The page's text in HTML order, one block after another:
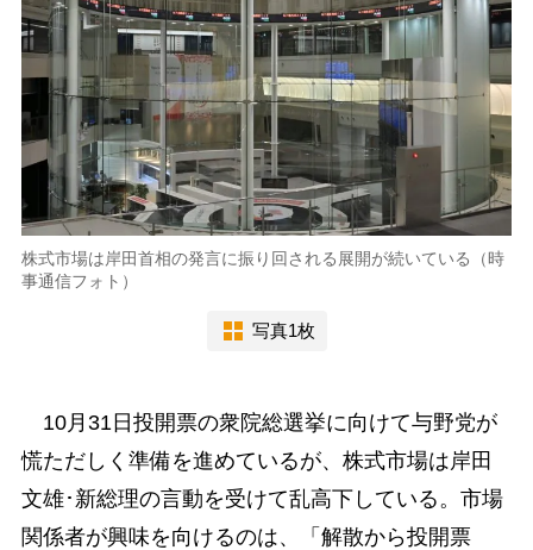
株式市場は岸田首相の発言に振り回される展開が続いている（時
事通信フォト）
写真1枚
10月31日投開票の衆院総選挙に向けて与野党が
慌ただしく準備を進めているが、株式市場は岸田
文雄･新総理の言動を受けて乱高下している。市場
関係者が興味を向けるのは、「解散から投開票